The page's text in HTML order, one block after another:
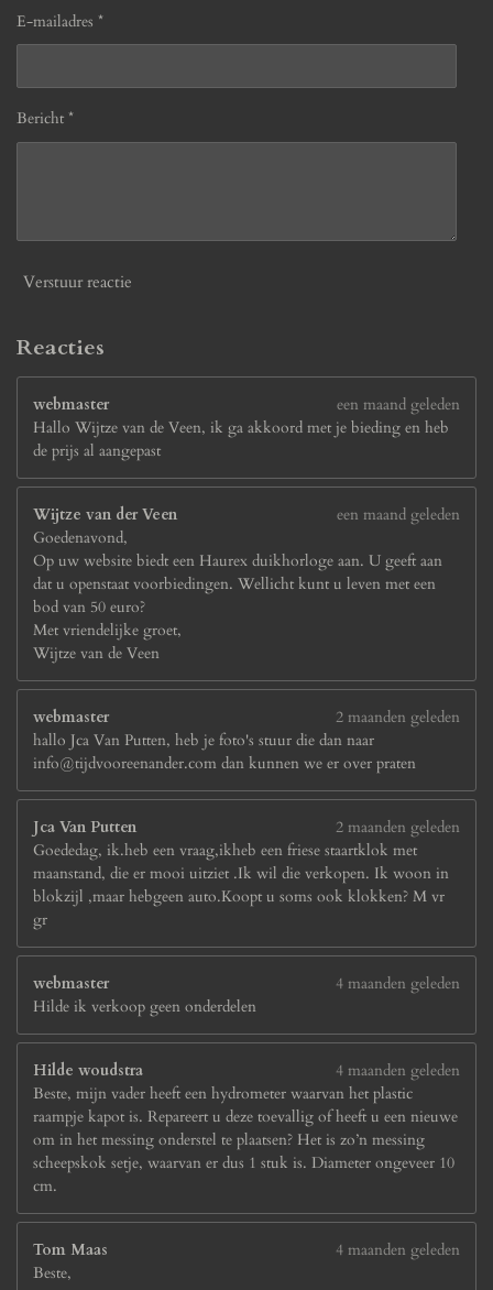
E-mailadres *
Bericht *
Verstuur reactie
Reacties
webmaster
een maand geleden
Hallo Wijtze van de Veen, ik ga akkoord met je bieding en heb
de prijs al aangepast
Wijtze van der Veen
een maand geleden
Goedenavond,
Op uw website biedt een Haurex duikhorloge aan. U geeft aan
dat u openstaat voorbiedingen. Wellicht kunt u leven met een
bod van 50 euro?
Met vriendelijke groet,
Wijtze van de Veen
webmaster
2 maanden geleden
hallo Jca Van Putten, heb je foto's stuur die dan naar
info@tijdvooreenander.com dan kunnen we er over praten
Jca Van Putten
2 maanden geleden
Goededag, ik.heb een vraag,ikheb een friese staartklok met
maanstand, die er mooi uitziet .Ik wil die verkopen. Ik woon in
blokzijl ,maar hebgeen auto.Koopt u soms ook klokken? M vr
gr
webmaster
4 maanden geleden
Hilde ik verkoop geen onderdelen
Hilde woudstra
4 maanden geleden
Beste, mijn vader heeft een hydrometer waarvan het plastic
raampje kapot is. Repareert u deze toevallig of heeft u een nieuwe
om in het messing onderstel te plaatsen? Het is zo’n messing
scheepskok setje, waarvan er dus 1 stuk is. Diameter ongeveer 10
cm.
Tom Maas
4 maanden geleden
Beste,